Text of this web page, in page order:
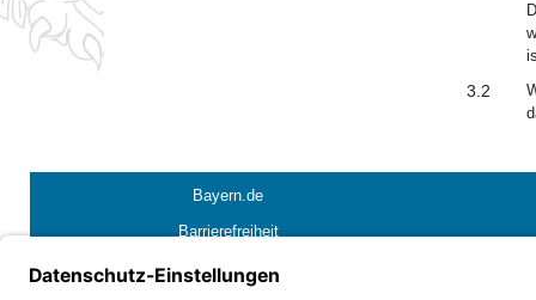
3.2
Bayern.de
Barrierefreiheit